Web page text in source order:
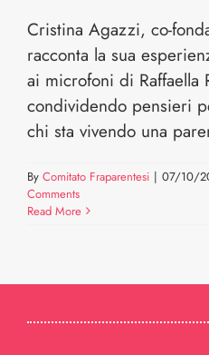
Cristina Agazzi, co-
racconta la sua
ai microfoni di Raffaella
condividendo pensieri
chi sta vivendo una
By Comitato Fraparentesi | 07/10/
Comments
Read More